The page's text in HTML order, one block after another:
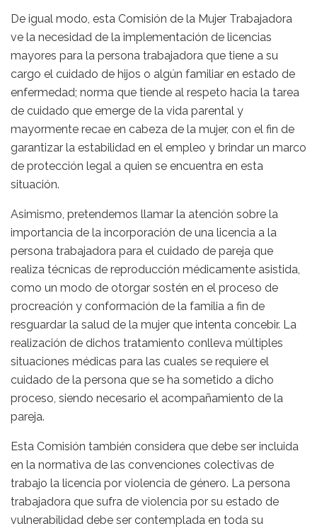
De igual modo, esta Comisión de la Mujer Trabajadora
ve la necesidad de la implementación de licencias
mayores para la persona trabajadora que tiene a su
cargo el cuidado de hijos o algún familiar en estado de
enfermedad; norma que tiende al respeto hacia la tarea
de cuidado que emerge de la vida parental y
mayormente recae en cabeza de la mujer, con el fin de
garantizar la estabilidad en el empleo y brindar un marco
de protección legal a quien se encuentra en esta
situación.
Asimismo, pretendemos llamar la atención sobre la
importancia de la incorporación de una licencia a la
persona trabajadora para el cuidado de pareja que
realiza técnicas de reproducción médicamente asistida,
como un modo de otorgar sostén en el proceso de
procreación y conformación de la familia a fin de
resguardar la salud de la mujer que intenta concebir. La
realización de dichos tratamiento conlleva múltiples
situaciones médicas para las cuales se requiere el
cuidado de la persona que se ha sometido a dicho
proceso, siendo necesario el acompañamiento de la
pareja.
Esta Comisión también considera que debe ser incluida
en la normativa de las convenciones colectivas de
trabajo la licencia por violencia de género. La persona
trabajadora que sufra de violencia por su estado de
vulnerabilidad debe ser contemplada en toda su